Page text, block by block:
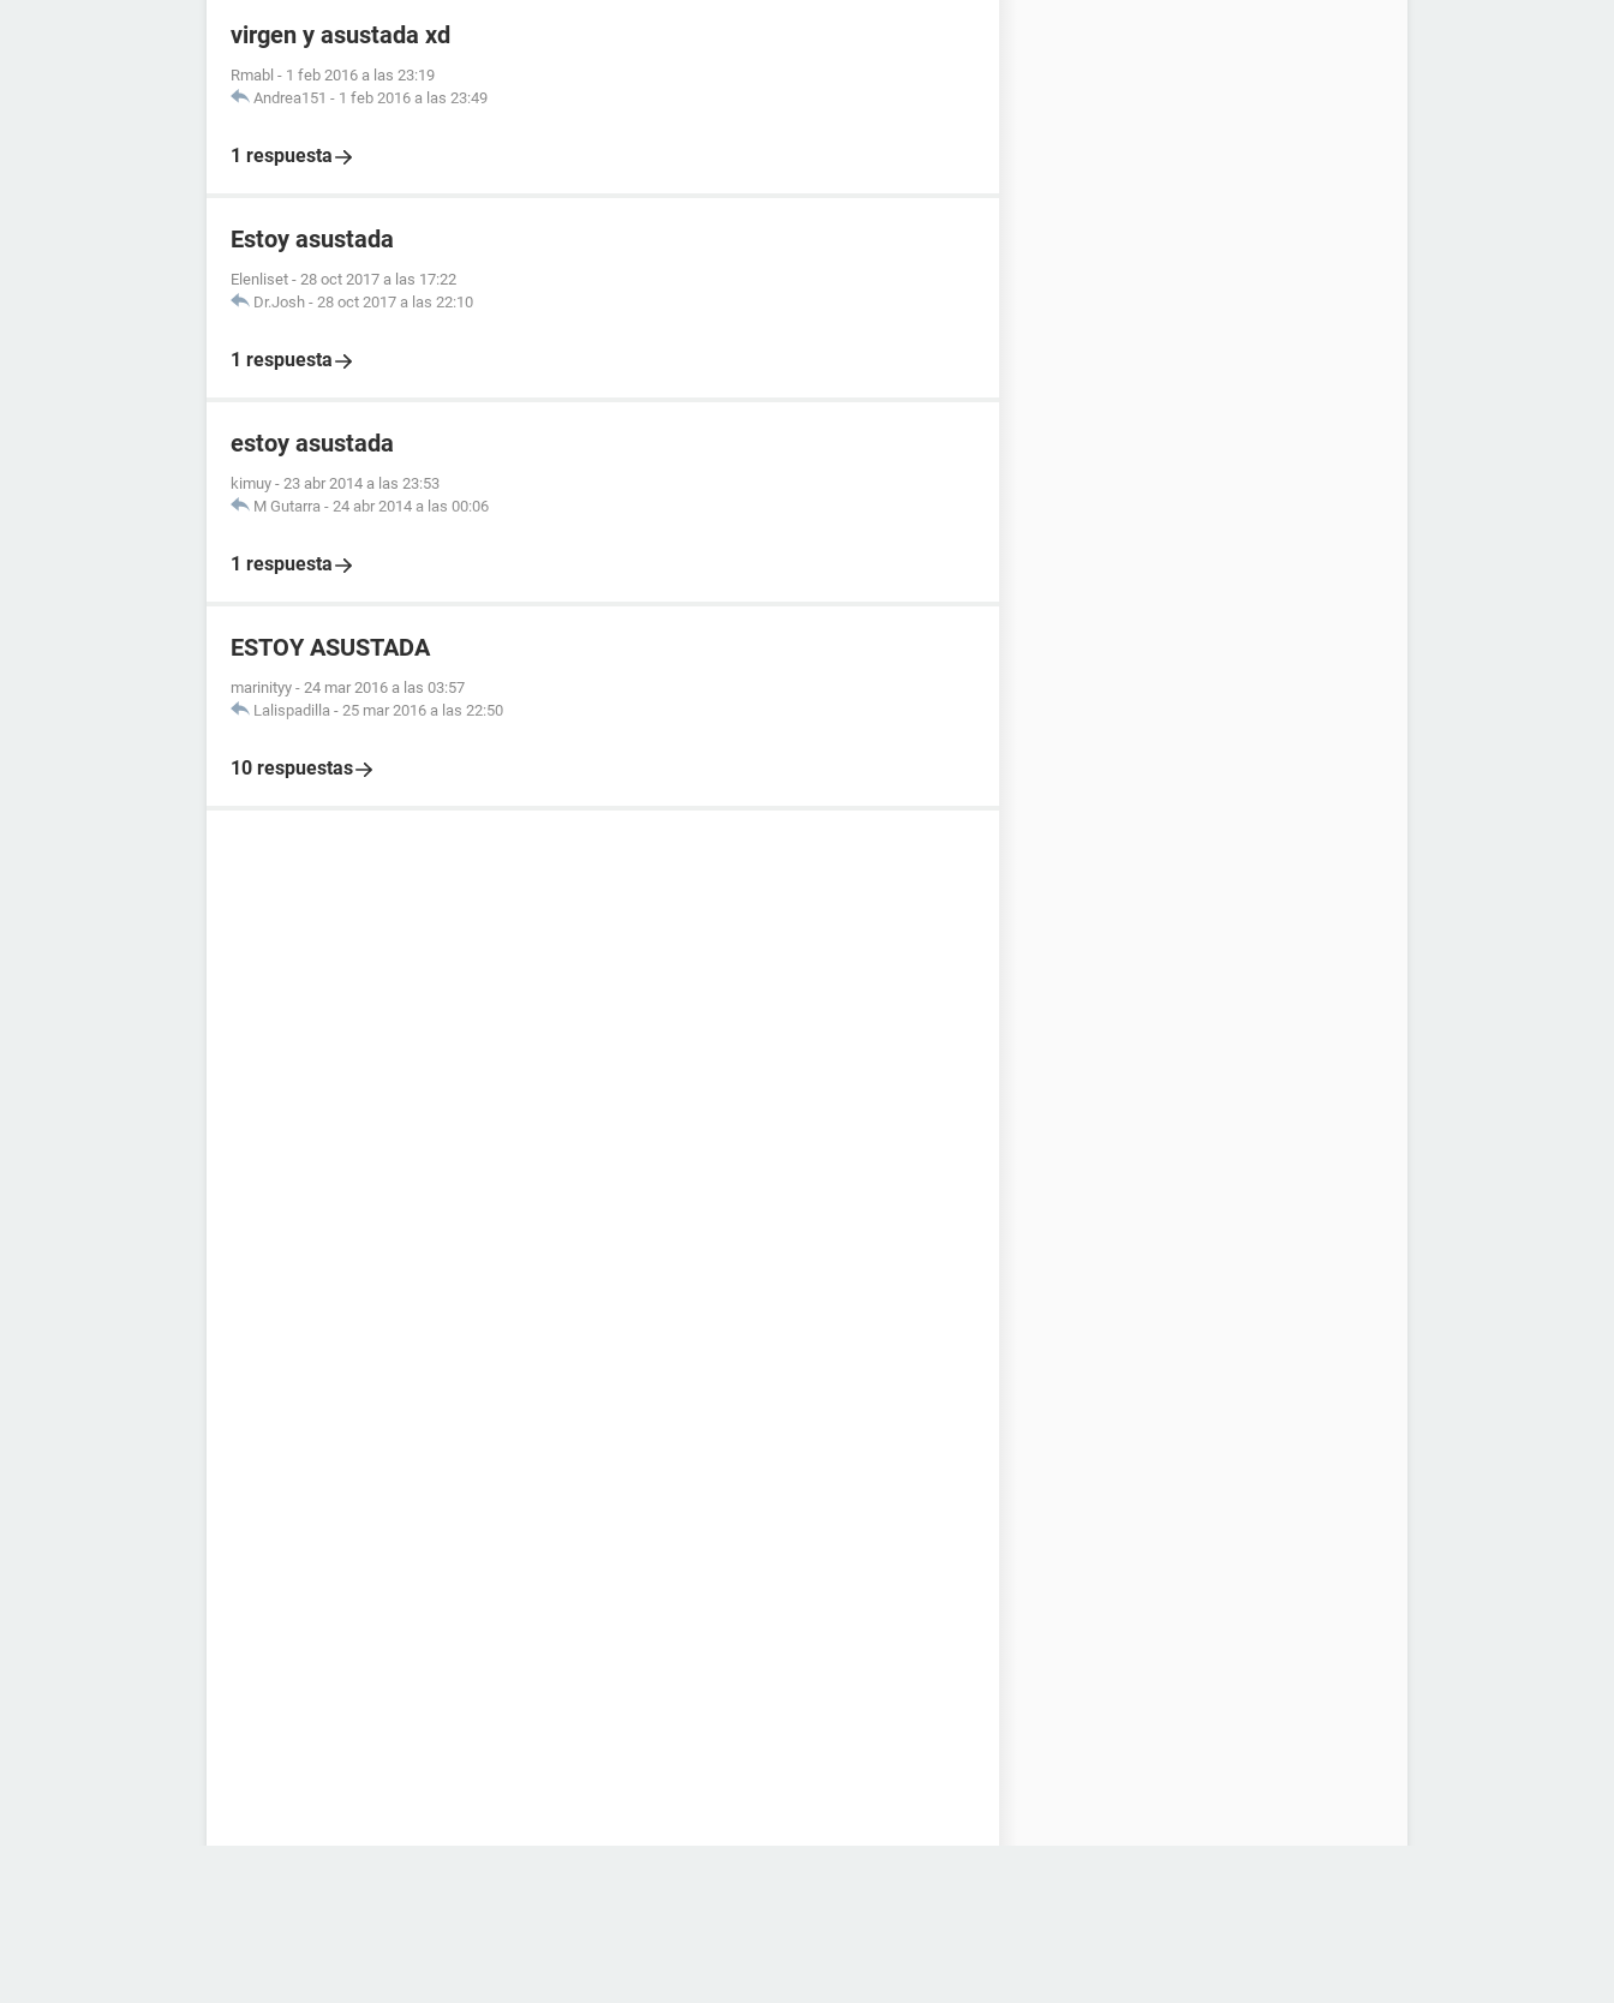
virgen y asustada xd
Rmabl - 1 feb 2016 a las 23:19
Andrea151 - 1 feb 2016 a las 23:49
1 respuesta
Estoy asustada
Elenliset - 28 oct 2017 a las 17:22
Dr.Josh - 28 oct 2017 a las 22:10
1 respuesta
estoy asustada
kimuy - 23 abr 2014 a las 23:53
M Gutarra - 24 abr 2014 a las 00:06
1 respuesta
ESTOY ASUSTADA
marinityy - 24 mar 2016 a las 03:57
Lalispadilla - 25 mar 2016 a las 22:50
10 respuestas